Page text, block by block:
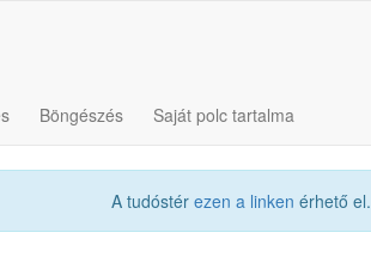
Böngészés Saját polc tartalma
A tudóstér ezen a linken érhető el.